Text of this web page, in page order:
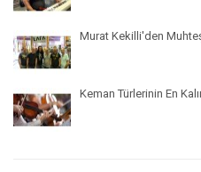
Murat Kekilli'den
Keman Türlerinin En